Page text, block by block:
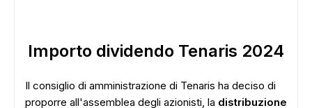
Importo dividendo Tenaris 2024
Il consiglio di amministrazione di Tenaris ha deciso di
proporre all'assemblea degli azionisti, la distribuzione